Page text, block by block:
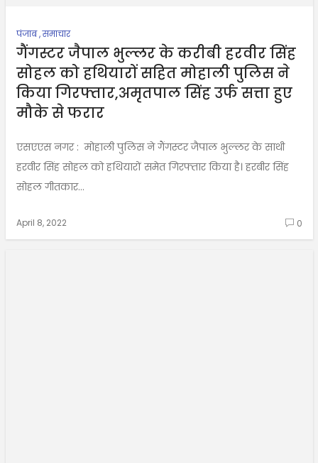
पंजाब,समाचार
गैंगस्टर जैपाल भुल्लर के करीबी हरवीर सिंह
सोहल को हथियारों सहित मोहाली पुलिस ने
किया गिरफ्तार,अमृतपाल सिंह उर्फ सत्ता हुए
मौके से फरार
एसएएस नगर : मोहाली पुलिस ने गैंगस्टर जैपाल भुल्लर के साथी
हरवीर सिंह सोहल को हथियारों समेत गिरफ्तार किया है। हरबीर सिंह
सोहल गीतकार...
April 8, 2022 0